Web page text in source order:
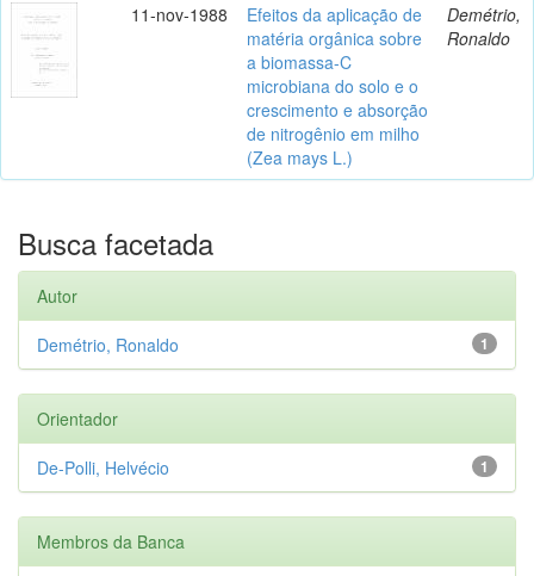
11-nov-1988
Efeitos da aplicação de
matéria orgânica sobre
a biomassa-C
microbiana do solo e o
crescimento e absorção
de nitrogênio em milho
(Zea mays L.)
Demétrio,
Ronaldo
Busca facetada
Autor
1
Demétrio, Ronaldo
Orientador
1
De-Polli, Helvécio
Membros da Banca